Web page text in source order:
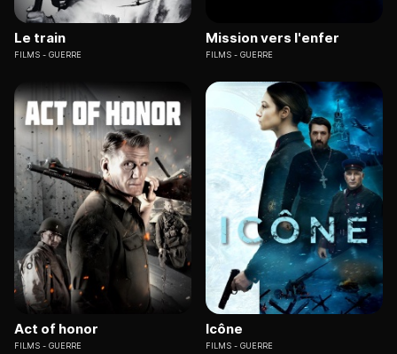
Le train
FILMS GUERRE
Mission vers l'enfer
FILMS GUERRE
Act of honor
FILMS GUERRE
Icône
FILMS GUERRE